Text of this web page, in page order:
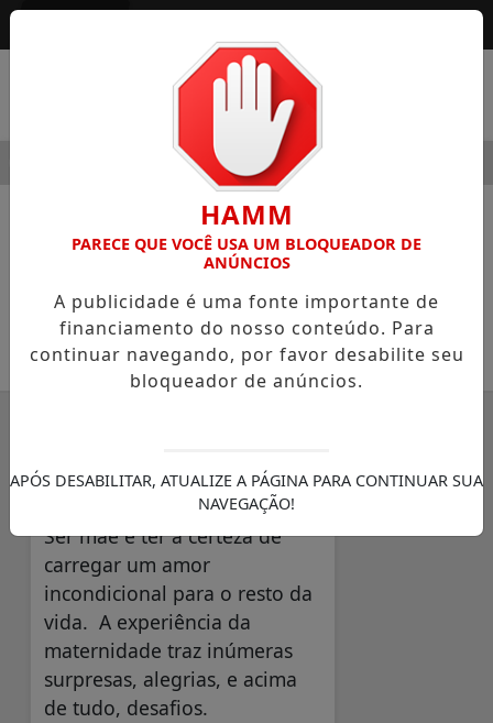
HOSPITAL SAMARITANO HIGIENÓPOLIS
EDITORIAL
Editorial
SEMANÁRIO ZONA NORTE
Ser mãe é ter a certeza de
carregar um amor
incondicional para o resto da
vida. A experiência da
maternidade traz inúmeras
surpresas, alegrias, e acima
de tudo, desafios.
HAMM
PARECE QUE VOCÊ USA UM BLOQUEADOR DE
ANÚNCIOS
A publicidade é uma fonte importante de
financiamento do nosso conteúdo. Para
continuar navegando, por favor desabilite seu
bloqueador de anúncios.
APÓS DESABILITAR, ATUALIZE A PÁGINA PARA CONTINUAR SUA
NAVEGAÇÃO!